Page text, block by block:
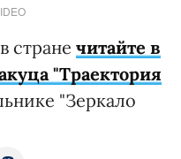
стране читайте в
"Траектория
"Зеркало